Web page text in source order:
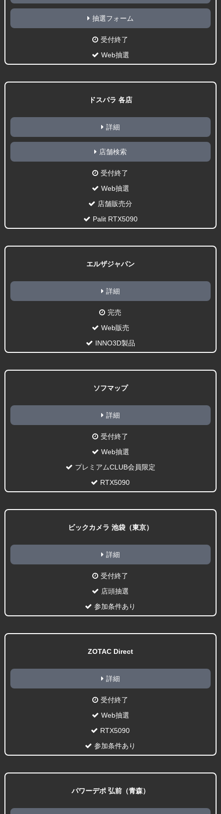
抽選フォーム
受付終了
Web抽選
ドスパラ 各店
詳細
店舗検索
受付終了
Web抽選
店舗販売分
Palit RTX5090
エルザジャパン
詳細
完売
Web販売
INNO3D製品
ソフマップ
詳細
受付終了
Web抽選
プレミアムCLUB会員限定
RTX5090
ビックカメラ 池袋（東京）
詳細
受付終了
店頭抽選
参加条件あり
ZOTAC Direct
詳細
受付終了
Web抽選
RTX5090
参加条件あり
パワーデポ 弘前（青森）